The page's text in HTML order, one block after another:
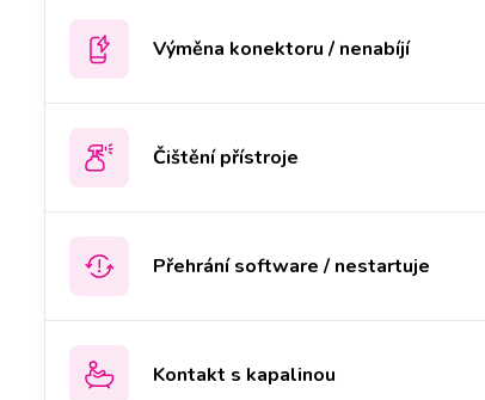
Výměna konektoru / nenabíjí
Čištění přístroje
Přehrání software / nestartuje
Kontakt s kapalinou